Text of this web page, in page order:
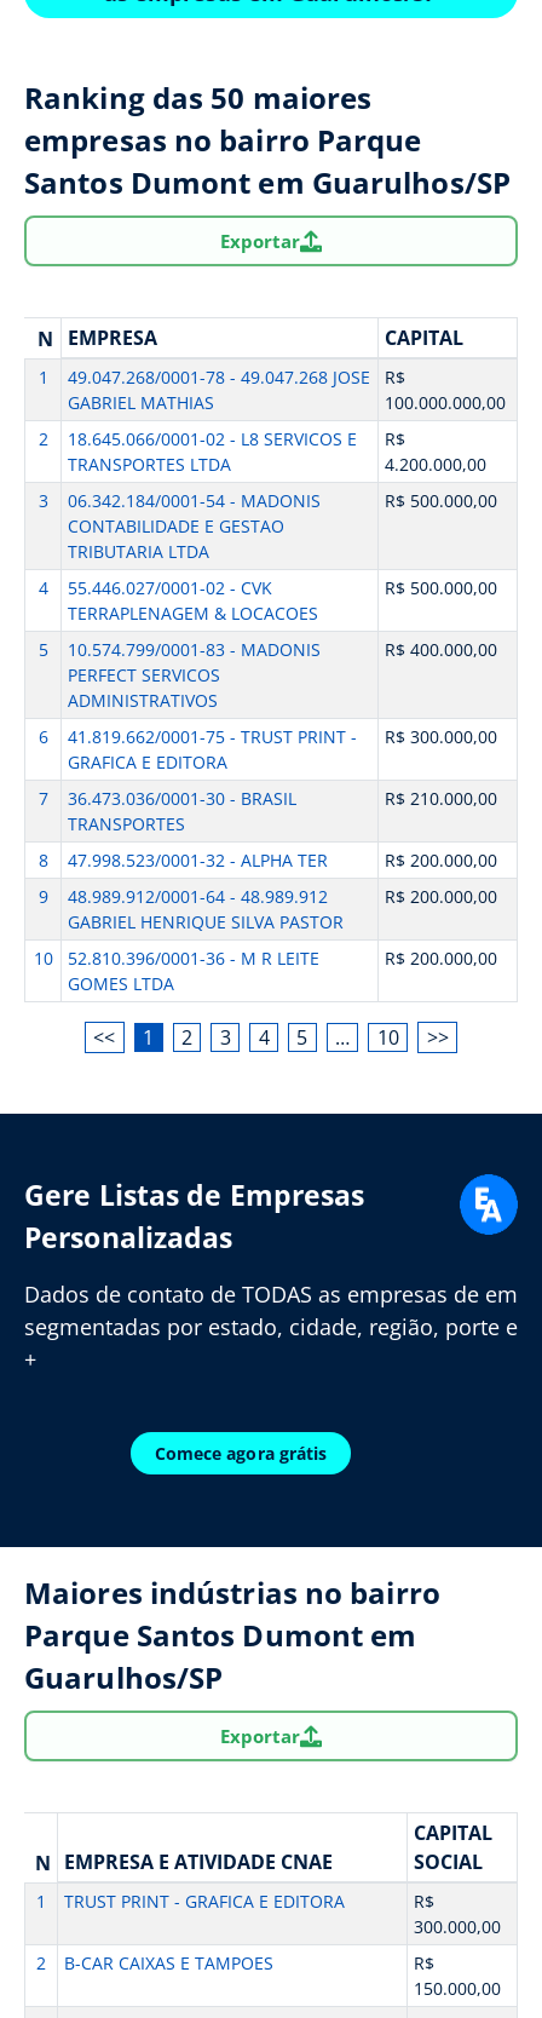
Ranking das 50 maiores
empresas no bairro Parque
Santos Dumont em Guarulhos/SP
Exportar
N EMPRESA CAPITAL
1
49.047.268/0001-78 - 49.047.268 JOSE
GABRIEL MATHIAS
R$
100.000.000,00
2
18.645.066/0001-02 - L8 SERVICOS E
TRANSPORTES LTDA
R$
4.200.000,00
3
06.342.184/0001-54 - MADONIS
CONTABILIDADE E GESTAO
TRIBUTARIA LTDA
R$ 500.000,00
4
55.446.027/0001-02 - CVK
TERRAPLENAGEM & LOCACOES
R$ 500.000,00
5
10.574.799/0001-83 - MADONIS
PERFECT SERVICOS
ADMINISTRATIVOS
R$ 400.000,00
6
41.819.662/0001-75 - TRUST PRINT -
GRAFICA E EDITORA
R$ 300.000,00
7
36.473.036/0001-30 - BRASIL
TRANSPORTES
R$ 210.000,00
8 47.998.523/0001-32 - ALPHA TER
R$ 200.000,00
9
48.989.912/0001-64 - 48.989.912
GABRIEL HENRIQUE SILVA PASTOR
R$ 200.000,00
10
52.810.396/0001-36 - M R LEITE
GOMES LTDA
R$ 200.000,00
<< 1 2 3 4 5 … 10 >>
Gere Listas de Empresas
Personalizadas
Dados de contato de TODAS as empresas de em
segmentadas por estado, cidade, região, porte e
+
Comece agora grátis
Maiores indústrias no bairro
Parque Santos Dumont em
Guarulhos/SP
Exportar
N EMPRESA E ATIVIDADE CNAE
CAPITAL
SOCIAL
1 TRUST PRINT - GRAFICA E EDITORA
R$
300.000,00
2
B-CAR CAIXAS E TAMPOES
R$
150.000,00